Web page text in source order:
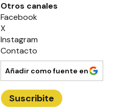
Otros canales
Facebook
X
Instagram
Contacto
Añadir como fuente en
Suscribite